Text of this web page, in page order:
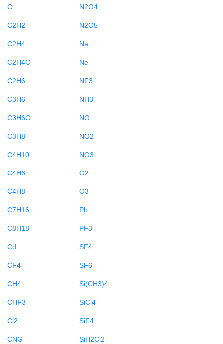
C
C2H2
C2H4
C2H4O
C2H6
C3H6
C3H6O
C3H8
C4H10
C4H6
C4H8
C7H16
C8H18
Cd
CF4
CH4
CHF3
Cl2
CNG
N2O4
N2O5
Na
Ne
NF3
NH3
NO
NO2
NO3
O2
O3
Pb
PF3
SF4
SF6
Si(CH3)4
SiCl4
SiF4
SiH2Cl2